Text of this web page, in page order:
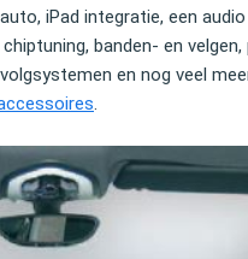
iPad integratie, een
banden- en
en nog veel
.
bedrag dat ik kon
voor het importeren van
gemaakt. Ik zou dit iedereen
Private Equity